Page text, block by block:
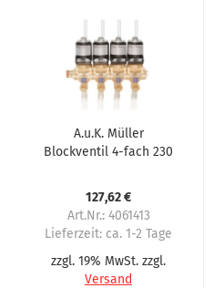
A.u.K. Müller
Blockventil 4-fach 230
4/98
127,62 €
Art.Nr.: 4061413
Lieferzeit: ca. 1-2 Tage
zzgl. 19% MwSt. zzgl.
Versand